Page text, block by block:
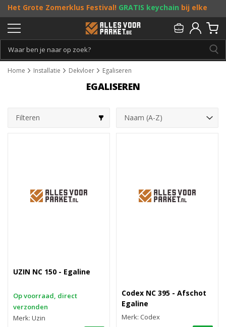
Het Grote Zomerklus Festival! GRATIS keychain bij elke
bestelling vanaf €25, entoffe acties! Doe je mee?
Persoonlijk & gratis advies:013 - 207 00 01
Home Installatie Dekvloer Egaliseren
EGALISEREN
Filteren
UZIN NC 150 - Egaline
Op voorraad, direct
verzonden
Merk: Uzin
Codex NC 395 - Afschot
Egaline
Merk: Codex